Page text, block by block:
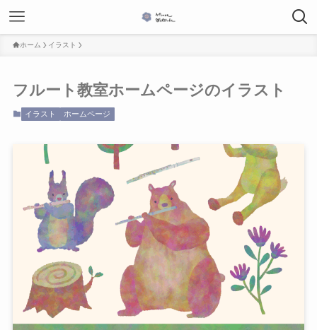
ホーム イラスト
フルート教室ホームページのイラスト
イラスト ホームページ